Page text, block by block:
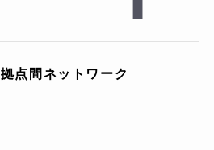
拠点間ネットワーク